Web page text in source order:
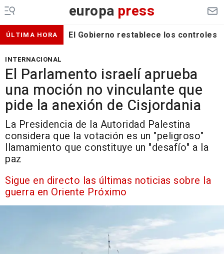
europa press
ÚLTIMA HORA El Gobierno restablece los
INTERNACIONAL
El Parlamento israelí aprueba
una moción no vinculante que
pide la anexión de Cisjordania
La Presidencia de la Autoridad Palestina
considera que la votación es un "peligroso"
llamamiento que constituye un "desafío" a la
paz
Sigue en directo las últimas noticias sobre la
guerra en Oriente Próximo